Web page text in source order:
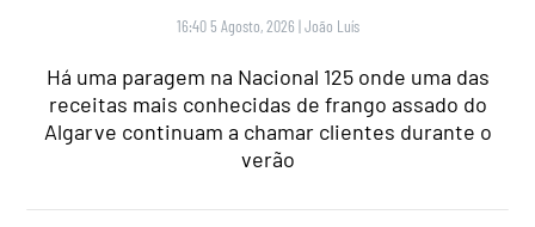
16:40 5 Agosto, 2026 |João Luís
Há uma paragem na Nacional 125 onde uma das
receitas mais conhecidas de frango assado do
Algarve continuam a chamar clientes durante o
verão